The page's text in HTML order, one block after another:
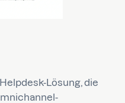
Lösung, die